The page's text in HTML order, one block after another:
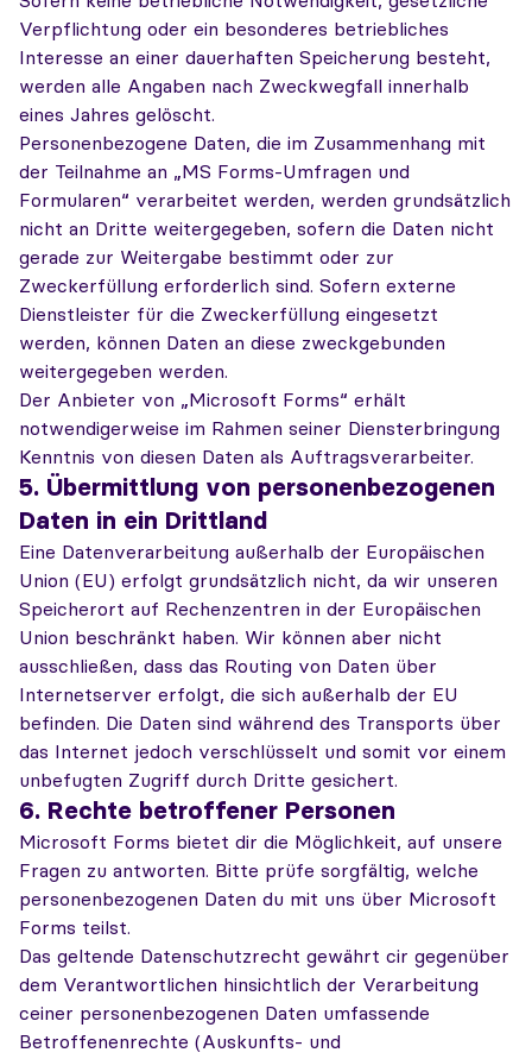
Verpflichtung oder ein besonderes betriebliches
Interesse an einer dauerhaften Speicherung besteht,
werden alle Angaben nach Zweckwegfall innerhalb
eines Jahres gelöscht.
Personenbezogene Daten, die im Zusammenhang mit
der Teilnahme an „MS Forms-Umfragen und
Formularen“ verarbeitet werden, werden grundsätzlich
nicht an Dritte weitergegeben, sofern die Daten nicht
gerade zur Weitergabe bestimmt oder zur
Zweckerfüllung erforderlich sind. Sofern externe
Dienstleister für die Zweckerfüllung eingesetzt
werden, können Daten an diese zweckgebunden
weitergegeben werden.
Der Anbieter von „Microsoft Forms“ erhält
notwendigerweise im Rahmen seiner Diensterbringung
Kenntnis von diesen Daten als Auftragsverarbeiter.
5. Übermittlung von personenbezogenen
Daten in ein Drittland
Eine Datenverarbeitung außerhalb der Europäischen
Union (EU) erfolgt grundsätzlich nicht, da wir unseren
Speicherort auf Rechenzentren in der Europäischen
Union beschränkt haben. Wir können aber nicht
ausschließen, dass das Routing von Daten über
Internetserver erfolgt, die sich außerhalb der EU
befinden. Die Daten sind während des Transports über
das Internet jedoch verschlüsselt und somit vor einem
unbefugten Zugriff durch Dritte gesichert.
6. Rechte betroffener Personen
Microsoft Forms bietet dir die Möglichkeit, auf unsere
Fragen zu antworten. Bitte prüfe sorgfältig, welche
personenbezogenen Daten du mit uns über Microsoft
Forms teilst.
Das geltende Datenschutzrecht gewährt cir gegenüber
dem Verantwortlichen hinsichtlich der Verarbeitung
ceiner personenbezogenen Daten umfassende
Betroffenenrechte (Auskunfts- und